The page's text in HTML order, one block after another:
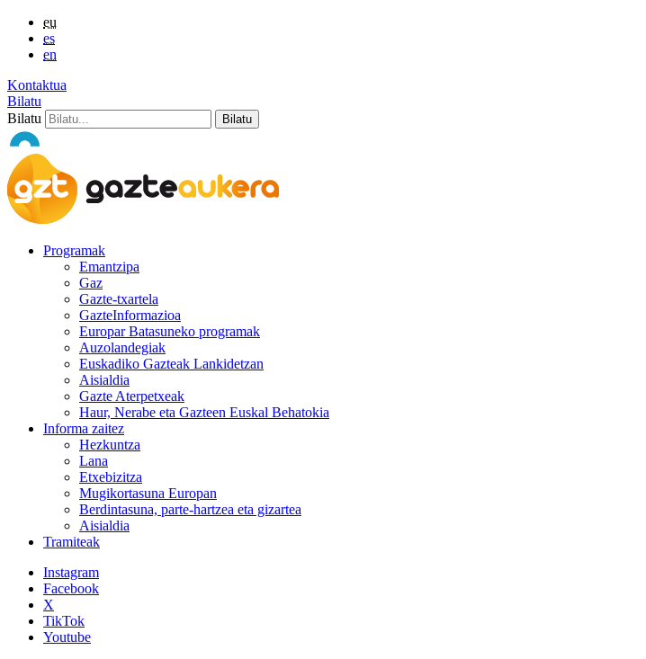
eu
es
en
Kontaktua
Bilatu
Bilatu
Programak
Emantzipa
Gaz
Gazte-txartela
GazteInformazioa
Europar Batasuneko programak
Auzolandegiak
Euskadiko Gazteak Lankidetzan
Aisialdia
Gazte Aterpetxeak
Haur, Nerabe eta Gazteen Euskal Behatokia
Informa zaitez
Hezkuntza
Lana
Etxebizitza
Mugikortasuna Europan
Berdintasuna, parte-hartzea eta gizartea
Aisialdia
Tramiteak
Instagram
Facebook
X
TikTok
Youtube